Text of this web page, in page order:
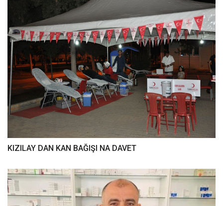
KIZILAY DAN KAN BAĞIŞI NA DAVET